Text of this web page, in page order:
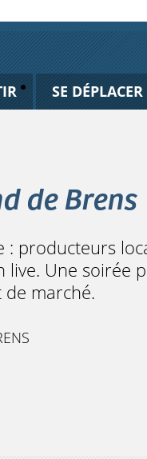
SE DÉPLACER
de Brens
producteurs
live. Une
marché.